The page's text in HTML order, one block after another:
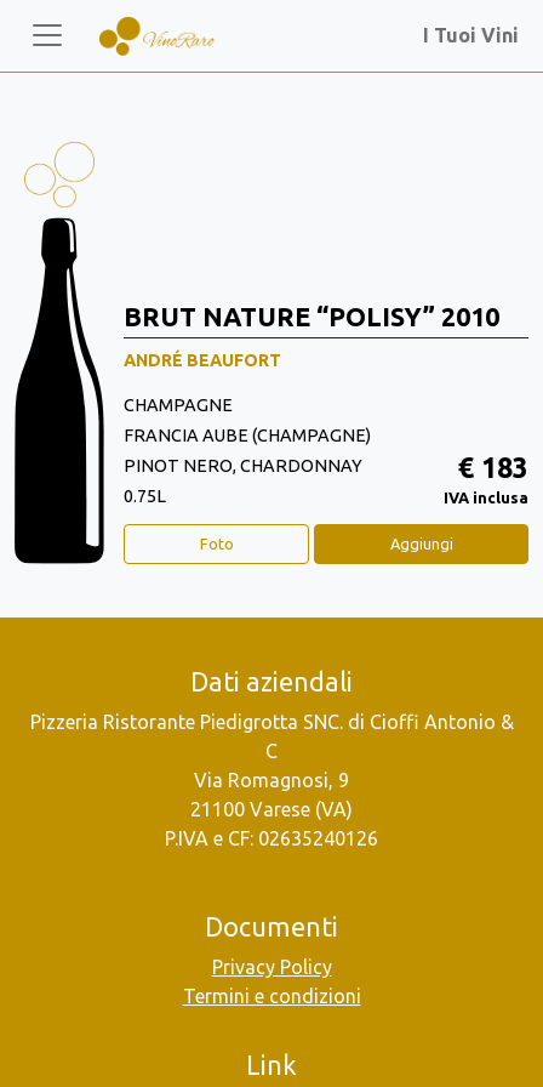
I Tuoi Vini
BRUT NATURE “POLISY” 2010
ANDRÉ BEAUFORT
CHAMPAGNE
FRANCIA AUBE (CHAMPAGNE)
PINOT NERO, CHARDONNAY
0.75L
€ 183
IVA inclusa
Foto Aggiungi
Dati aziendali
Pizzeria Ristorante Piedigrotta SNC. di Cioffi Antonio &
C
Via Romagnosi, 9
21100 Varese (VA)
P.IVA e CF: 02635240126
Documenti
Privacy Policy
Termini e condizioni
Link